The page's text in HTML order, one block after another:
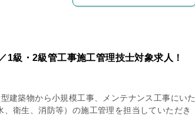
1級・2級管工事施工管理技士対象求人！
建築物から小規模工事、メンテナンス工事にいた
衛生、消防等）の施工管理を担当していただき